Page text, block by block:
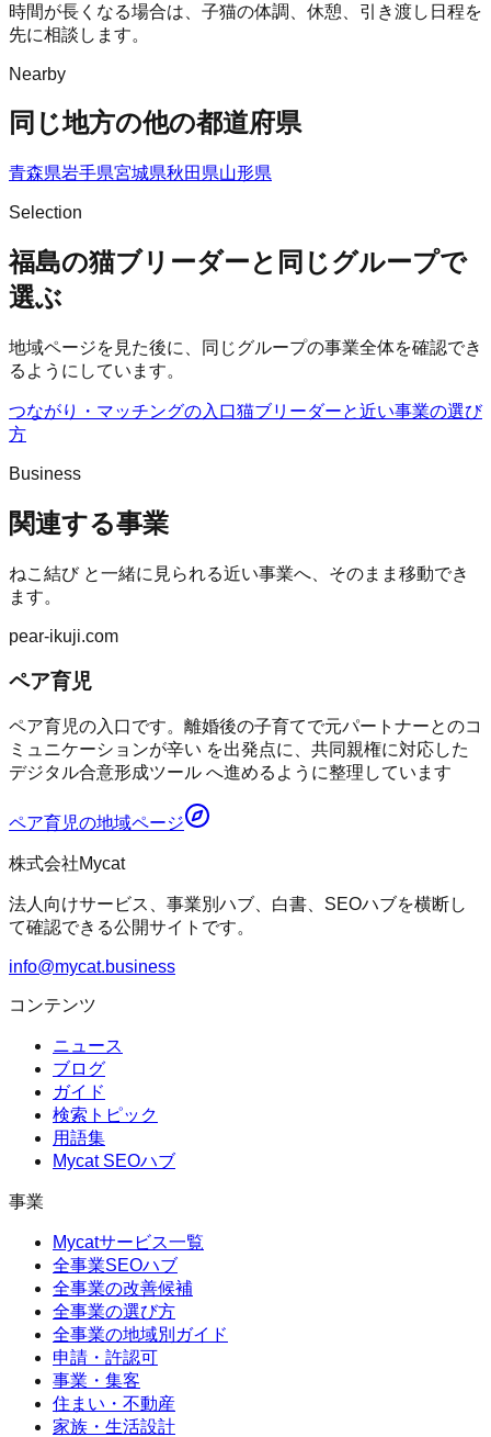
時間が長くなる場合は、子猫の体調、休憩、引き渡し日程を
先に相談します。
Nearby
同じ地方の他の都道府県
青森県岩手県宮城県秋田県山形県
Selection
福島の猫ブリーダーと同じグループで
選ぶ
地域ページを見た後に、同じグループの事業全体を確認でき
るようにしています。
つながり・マッチングの入口猫ブリーダーと近い事業の選び
方
Business
関連する事業
ねこ結びと一緒に見られる近い事業へ、そのまま移動でき
ます。
pear-ikuji.com
ペア育児
ペア育児の入口です。離婚後の子育てで元パートナーとのコ
ミュニケーションが辛い を出発点に、共同親権に対応した
デジタル合意形成ツール へ進めるように整理しています
ペア育児の地域ページ
株式会社Mycat
法人向けサービス、事業別ハブ、白書、SEOハブを横断し
て確認できる公開サイトです。
info@mycat.business
コンテンツ
ニュース
ブログ
ガイド
検索トピック
用語集
Mycat SEOハブ
事業
Mycatサービス一覧
全事業SEOハブ
全事業の改善候補
全事業の選び方
全事業の地域別ガイド
申請・許認可
事業・集客
住まい・不動産
家族・生活設計